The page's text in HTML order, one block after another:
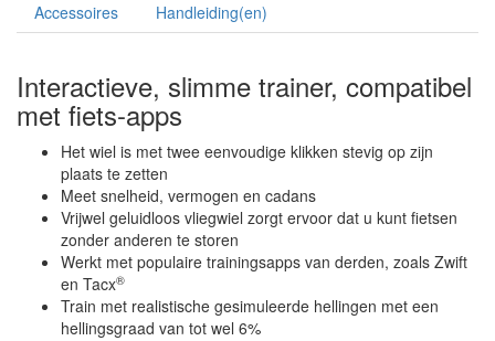
Accessoires
Handleiding(en)
Interactieve, slimme trainer, compatibel
met fiets-apps
Het wiel is met twee eenvoudige klikken stevig op zijn
plaats te zetten
Meet snelheid, vermogen en cadans
Vrijwel geluidloos vliegwiel zorgt ervoor dat u kunt fietsen
zonder anderen te storen
Werkt met populaire trainingsapps van derden, zoals Zwift
en Tacx®
Train met realistische gesimuleerde hellingen met een
hellingsgraad van tot wel 6%